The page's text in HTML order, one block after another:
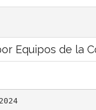
Equipos de la